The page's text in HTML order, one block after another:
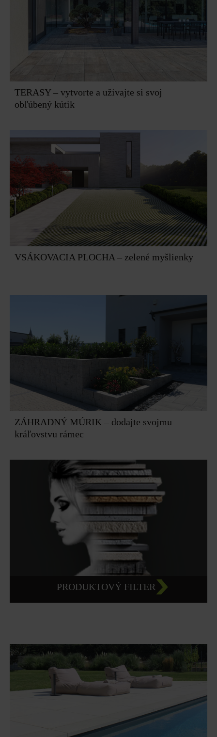
TERASY – vytvorte a užívajte si svoj
obľúbený kútik
VSÁKOVACIA PLOCHA – zelené myšlienky
ZÁHRADNÝ MÚRIK – dodajte svojmu
kráľovstvu rámec
PRODUKTOVÝ FILTER